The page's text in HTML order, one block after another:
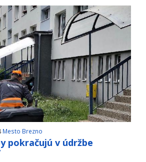
Mesto Brezno
pokračujú v údržbe